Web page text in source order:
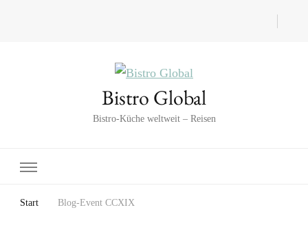
Bistro Global
Bistro-Küche weltweit – Reisen
Start Blog-Event CCXIX